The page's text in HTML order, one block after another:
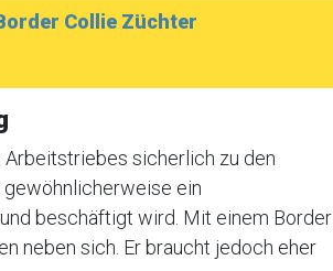
Collie Züchter
Arbeitstriebes sicherlich zu den
ein
beschäftigt wird. Mit einem Border
neben sich. Er braucht jedoch eher